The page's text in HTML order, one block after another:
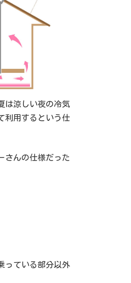
は涼しい夜の冷気
利用するという仕
さんの仕様だった
っている部分以外